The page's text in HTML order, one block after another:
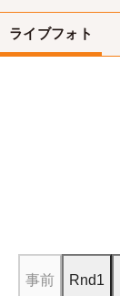
ライブフォト
事前 Rnd1